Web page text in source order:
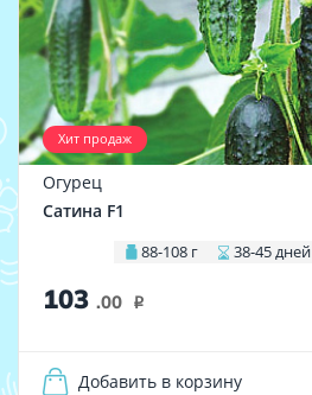
Хит продаж
Огурец
Сатина F1
88-108 г 38-45 дней
103 .00 i
Добавить в корзину